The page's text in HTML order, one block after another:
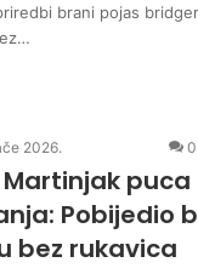
brani pojas bridger
2026. 0
Martinjak puca
Pobijedio
bez rukavica